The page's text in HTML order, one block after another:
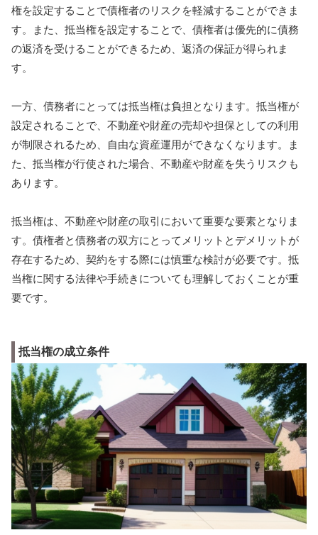
権を設定することで債権者のリスクを軽減することができま
す。また、抵当権を設定することで、債権者は優先的に債務
の返済を受けることができるため、返済の保証が得られま
す。
一方、債務者にとっては抵当権は負担となります。抵当権が
設定されることで、不動産や財産の売却や担保としての利用
が制限されるため、自由な資産運用ができなくなります。ま
た、抵当権が行使された場合、不動産や財産を失うリスクも
あります。
抵当権は、不動産や財産の取引において重要な要素となりま
す。債権者と債務者の双方にとってメリットとデメリットが
存在するため、契約をする際には慎重な検討が必要です。抵
当権に関する法律や手続きについても理解しておくことが重
要です。
抵当権の成立条件